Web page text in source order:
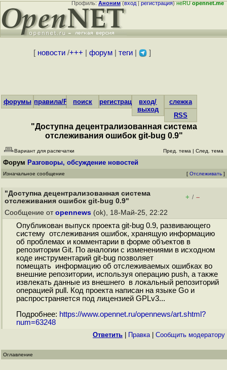
Профиль:Аноним(вход|регистрация)неRUopennet.me
[ новости/+++ форум| теги| ]
форумы правила/FAQпоиск регистрациявход/
выход
слежка
RSS
"Доступна децентрализованная система
отслеживания ошибок git-bug 0.9"
Вариант для распечатки Пред. тема | След. тема
Форум Разговоры, обсуждение новостей
Изначальное сообщение [ Отслеживать ]
"Доступна децентрализованная система
отслеживания ошибок git-bug 0.9"
+ / –
Сообщение от opennews (ok), 18-Май-25, 22:22
Опубликован выпуск проекта git-bug 0.9, развивающего
систему отслеживания ошибок, хранящую информацию
об проблемах и комментарии в форме объектов в
репозитории Git. По аналогии с изменениями в исходном
коде инструментарий git-bug позволяет
помещать информацию об отслеживаемых ошибках во
внешние репозитории, используя операцию push, а также
извлекать данные из внешнего в локальный репозиторий
операцией pull. Код проекта написан на языке Go и
распространяется под лицензией GPLv3...
Подробнее: https://www.opennet.ru/opennews/art.shtml?
num=63248
Ответить Правка| Cообщить модератору
Оглавление